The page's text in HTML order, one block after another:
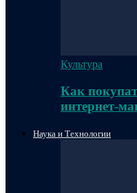
Культура
Как
интернет-
Наука и Технологии